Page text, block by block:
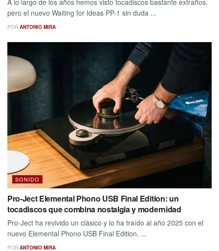
pero el nuevo Waiting for Ideas PP-1 sin duda ...
POR ANTONIO MIRA
SONIDO
Pro-Ject Elemental Phono USB Final Edition: un
tocadiscos que combina nostalgia y modernidad
Pro-Ject ha revivido un clásico y lo ha traído al año 2025 con el
nuevo Elemental Phono USB Final Edition, ...
POR ANTONIO MIRA